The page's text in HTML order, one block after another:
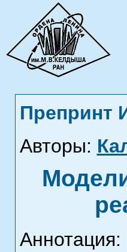
Препринт
Авторы:
Аннотация: